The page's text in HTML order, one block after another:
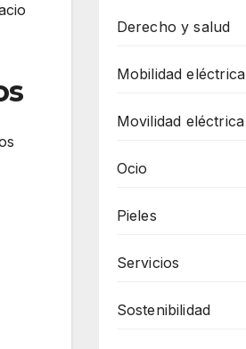
Derecho y salud
Mobilidad eléctrica
Movilidad eléctrica
Ocio
Pieles
Servicios
Sostenibilidad